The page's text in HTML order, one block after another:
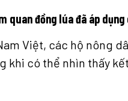
quan đồng lúa đã áp dụng
Việt, các hộ nông
khi có thể nhìn thấy